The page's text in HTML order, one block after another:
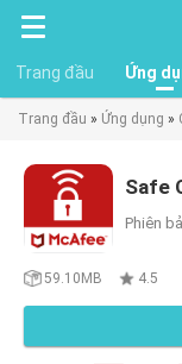
Trang đầu
Ứng
Trang đầu » Ứng dụng »
Safe
Phiên
59.10MB 4.5